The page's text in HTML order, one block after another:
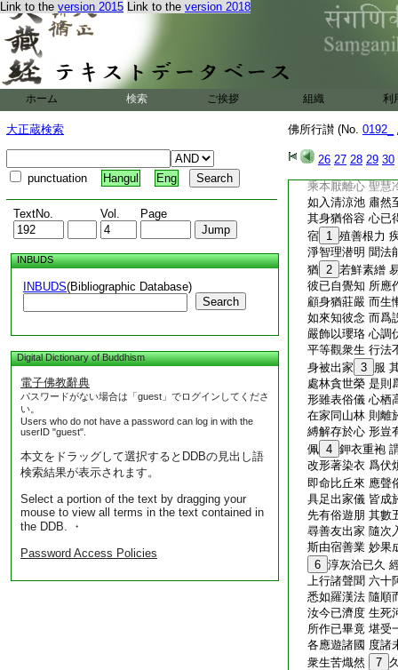
Link to the version 2015 Link to the version 2018
ホーム 検索 ご挨拶 組織 利
大正蔵検索
punctuation Hangul Eng
TextNo. Vol. Page
INBUDS
INBUDS(Bibliographic Database)
Search
Digital Dictionary of Buddhism
電子佛教辭典
パスワードがない場合は「guest」でログインしてくださ
い。
Users who do not have a password can log in with the
userID "guest".
本文をドラッグして選択するとDDBの見出し語
検索結果が表示されます。
Select a portion of the text by dragging your
mouse to view all terms in the text contained in
the DDB. ・
Password Access Policies
佛所行讃 (No. 0192_
26 27 28 29 30
時彼鳩 19 尸城
20
睡忽覺
男女 21 身裸臥
尋路而
普
如來夜經行 聞唱
即命汝善來 24
涅槃極清涼 寂滅
乘本厭離心 聖慧
如入清涼池 肅然
其身猶俗容 心已
宿 1 殖善根力
淨智理潜明 聞法
猶 2 若鮮素繒
彼已自覺知 所應
顧身猶莊嚴 而生
如來知彼念 而爲
嚴飾以瓔珞 心調
平等觀衆生 行法
身被出家 3 服
處林貪世榮 是則
形雖表俗儀 心栖
在家同山林 則離
縛解存於心 形豈
佩 4 鉀衣重袍
改形著染衣 爲伏
即命比丘來 應聲
具足出家儀 皆成
先有俗遊朋 其數
尋善友出家 隨次
斯由宿善業 妙果
6 淳灰洽已久
上行諸聲聞 六十
悉如羅漢法 隨順
汝今已濟度 生死
所作已畢竟 堪受
各應遊諸國 度諸
衆生苦熾然
7